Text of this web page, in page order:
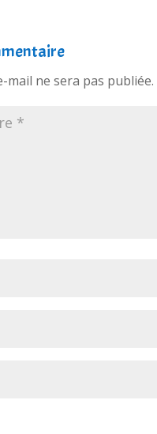
mail ne sera pas publiée.